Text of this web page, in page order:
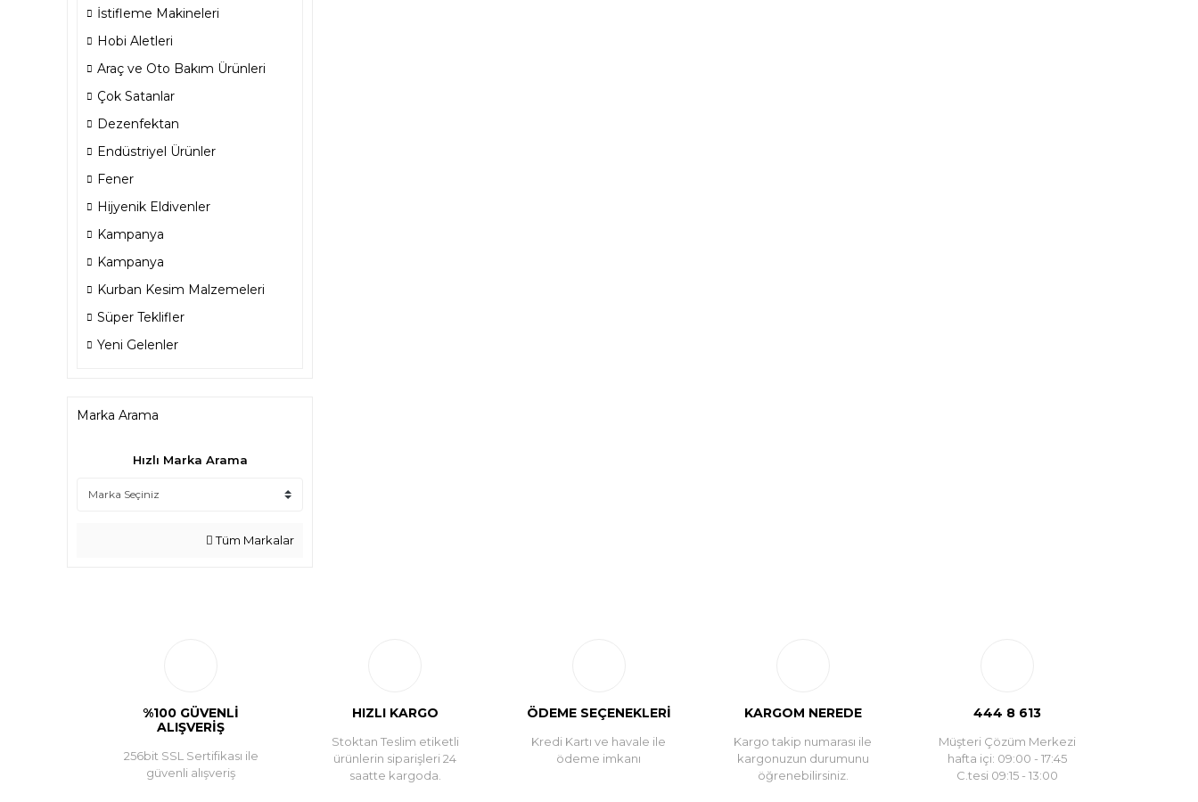
İstifleme Makineleri
Hobi Aletleri
Araç ve Oto Bakım Ürünleri
Çok Satanlar
Dezenfektan
Endüstriyel Ürünler
Fener
Hijyenik Eldivenler
Kampanya
Kampanya
Kurban Kesim Malzemeleri
Süper Teklifler
Yeni Gelenler
Marka Arama
Hızlı Marka Arama
Tüm Markalar
%100 GÜVENLİ
ALIŞVERİŞ
256bit SSL Sertifikası ile
güvenli alışveriş
HIZLI KARGO
Stoktan Teslim etiketli
ürünlerin siparişleri 24
saatte kargoda.
ÖDEME SEÇENEKLERİ
Kredi Kartı ve havale ile
ödeme imkanı
KARGOM NEREDE
Kargo takip numarası ile
kargonuzun durumunu
öğrenebilirsiniz.
444 8 613
Müşteri Çözüm Merkezi
hafta içi: 09:00 - 17:45
C.tesi 09:15 - 13:00